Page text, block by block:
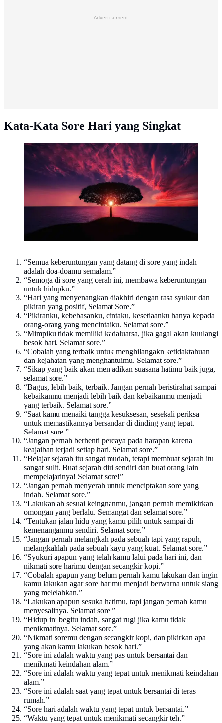
Advertisement
Kata-Kata Sore Hari yang Singkat
Ilustrasi Senja Credit: pexels.com/Marko
“Semua keberuntungan yang datang di sore yang indah
adalah doa-doamu semalam.”
“Semoga di sore yang cerah ini, membawa keberuntungan
untuk hidupku.”
“Hari yang menyenangkan diakhiri dengan rasa syukur dan
pikiran yang positif, Selamat Sore.”
“Pikiranku, kebebasanku, cintaku, kesetiaanku hanya kepada
orang-orang yang mencintaiku. Selamat sore.”
“Mimpiku tidak memiliki kadaluarsa, jika gagal akan kuulangi
besok hari. Selamat sore.”
“Cobalah yang terbaik untuk menghilangakn ketidaktahuan
dan kejahatan yang menghantuimu. Selamat sore.”
“Sikap yang baik akan menjadikan suasana hatimu baik juga,
selamat sore.”
“Bagus, lebih baik, terbaik. Jangan pernah beristirahat sampai
kebaikanmu menjadi lebih baik dan kebaikanmu menjadi
yang terbaik. Selamat sore.”
“Saat kamu menaiki tangga kesuksesan, sesekali periksa
untuk memastikannya bersandar di dinding yang tepat.
Selamat sore.”
“Jangan pernah berhenti percaya pada harapan karena
keajaiban terjadi setiap hari. Selamat sore.”
“Belajar sejarah itu sangat mudah, tetapi membuat sejarah itu
sangat sulit. Buat sejarah diri sendiri dan buat orang lain
mempelajarinya! Selamat sore!”
“Jangan pernah menyerah untuk menciptakan sore yang
indah. Selamat sore.”
“Lakukanlah sesuai keingnanmu, jangan pernah memikirkan
omongan yang berlalu. Semangat dan selamat sore.”
“Tentukan jalan hidu yang kamu pilih untuk sampai di
kemenanganmu sendiri. Selamat sore.”
“Jangan pernah melangkah pada sebuah tapi yang rapuh,
melangkahlah pada sebuah kayu yang kuat. Selamat sore.”
“Syukuri apapun yang telah kamu lalui pada hari ini, dan
nikmati sore harimu dengan secangkir kopi.”
“Cobalah apapun yang belum pernah kamu lakukan dan ingin
kamu lakukan agar sore harimu menjadi berwarna untuk siang
yang melelahkan.”
“Lakukan apapun sesuka hatimu, tapi jangan pernah kamu
menyesalinya. Selamat sore.”
“Hidup ini begitu indah, sangat rugi jika kamu tidak
menikmatinya. Selamat sore.”
“Nikmati soremu dengan secangkir kopi, dan pikirkan apa
yang akan kamu lakukan besok hari.”
“Sore ini adalah waktu yang pas untuk bersantai dan
menikmati keindahan alam.”
“Sore ini adalah waktu yang tepat untuk menikmati keindahan
alam.”
“Sore ini adalah saat yang tepat untuk bersantai di teras
rumah.”
“Sore hari adalah waktu yang tepat untuk bersantai.”
“Waktu yang tepat untuk menikmati secangkir teh.”